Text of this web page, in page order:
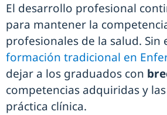
El desarrollo profesional
para mantener la
profesionales de la salud. Sin
formación tradicional en
dejar a los graduados con
competencias adquiridas y
práctica clínica.